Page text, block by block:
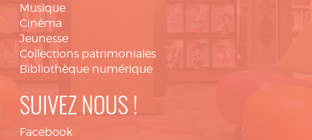
Musique
Cinéma
Jeunesse
Collections patrimoniales
Bibliothèque numérique
SUIVEZ NOUS !
Facebook